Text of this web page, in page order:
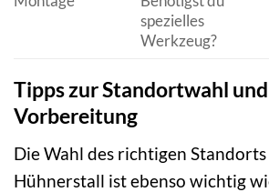
spezielles
Werkzeug?
Tipps zur Standortwahl und
Vorbereitung
Die Wahl des richtigen
Hühnerstall ist ebenso wichtig